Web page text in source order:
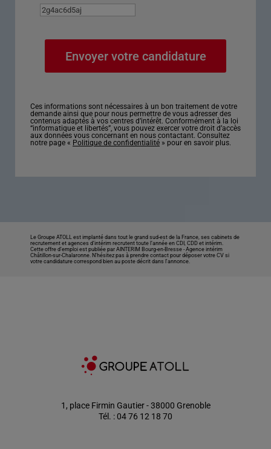
Ces informations sont nécessaires à un bon traitement de votre
demande ainsi que pour nous permettre de vous adresser des
contenus adaptés à vos centres d’intérêt. Conformément à la loi
“informatique et libertés”, vous pouvez exercer votre droit d’accès
aux données vous concernant en nous contactant. Consultez
notre page « Politique de confidentialité » pour en savoir plus.
Le Groupe ATOLL est implanté dans tout le grand sud-est de la France, ses cabinets de
recrutement et agences d’intérim recrutent toute l’année en CDI, CDD et intérim.
Cette offre d’emploi est publiée par AINTERIM Bourg-en-Bresse -Agence intérim
Châtillon-sur-Chalaronne. N’hésitez pas à prendre contact pour déposer votre CV si
votre candidature correspond bien au poste décrit dans l'annonce.
1, place Firmin Gautier - 38000 Grenoble
Tél. : 04 76 12 18 70